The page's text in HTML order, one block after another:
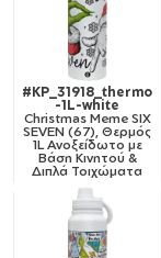
#KP_31918_thermo
-1L-white
Christmas Meme SIX
SEVEN (67), Θερμός
1L Ανοξείδωτο με
Βάση Κινητού &
Διπλά Τοιχώματα